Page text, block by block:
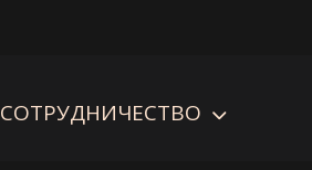
СОТРУДНИЧЕСТВО